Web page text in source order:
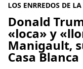
LOS ENRREDOS DE
Donald
«loca» y
Manigault,
Casa Blanca